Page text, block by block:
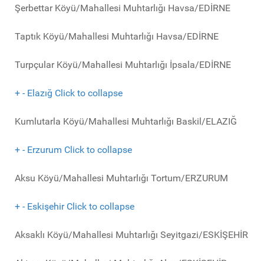
Şerbettar Köyü/Mahallesi Muhtarlığı Havsa/EDİRNE
Taptık Köyü/Mahallesi Muhtarlığı Havsa/EDİRNE
Turpçular Köyü/Mahallesi Muhtarlığı İpsala/EDİRNE
+ - Elazığ Click to collapse
Kumlutarla Köyü/Mahallesi Muhtarlığı Baskil/ELAZIĞ
+ - Erzurum Click to collapse
Aksu Köyü/Mahallesi Muhtarlığı Tortum/ERZURUM
+ - Eskişehir Click to collapse
Aksaklı Köyü/Mahallesi Muhtarlığı Seyitgazi/ESKİŞEHİR